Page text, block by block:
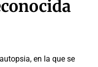
en la que se